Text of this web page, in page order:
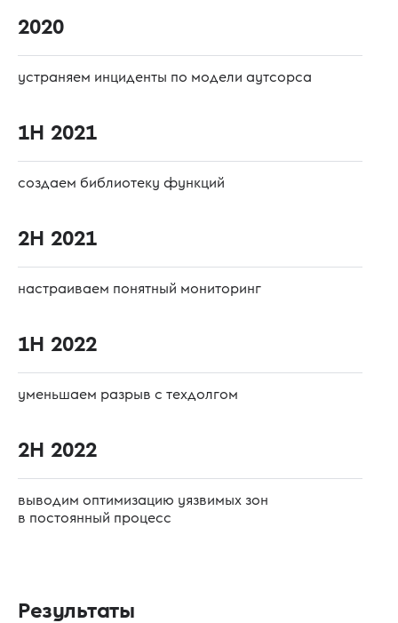
2020
устраняем инциденты по модели аутсорса
1H 2021
создаем библиотеку функций
2H 2021
настраиваем понятный мониторинг
1H 2022
уменьшаем разрыв с техдолгом
2H 2022
выводим оптимизацию уязвимых зон
в постоянный процесс
Результаты